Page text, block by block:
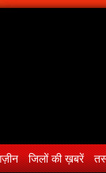
जिलों की ख़बरें